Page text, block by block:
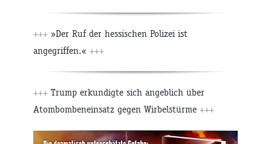
+++ »Der Ruf der hessischen Polizei ist
angegriffen.« +++
+++ Trump erkundigte sich angeblich über
Atombombeneinsatz gegen Wirbelstürme +++